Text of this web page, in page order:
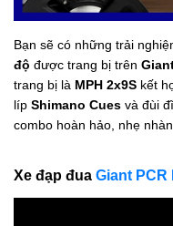
Bạn sẽ có những trải
độ được trang bị trên
trang bị là MPH 2x9S kết
líp Shimano Cues và đùi
combo hoàn hảo, nhẹ
Xe đạp đua Giant PCR